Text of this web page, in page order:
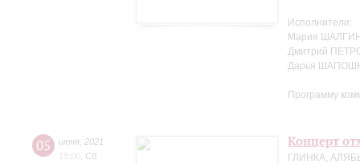
Исполнители:
Мария
Дмитрий
Дарья
Программу
05 июня 2021
15:00 Сб
Концерт
ГЛИНКА,